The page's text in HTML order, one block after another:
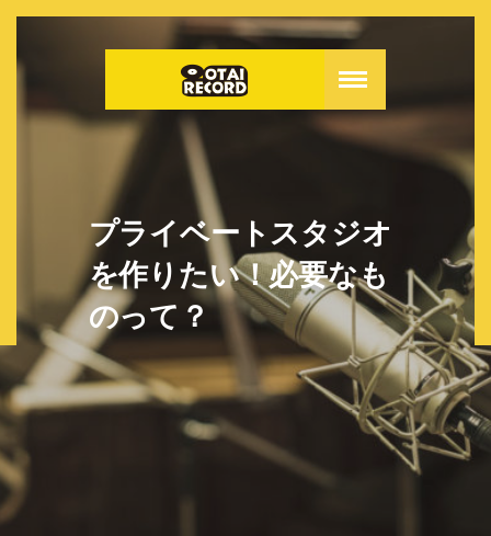
プライベートスタジオ
を作りたい！必要なも
のって？